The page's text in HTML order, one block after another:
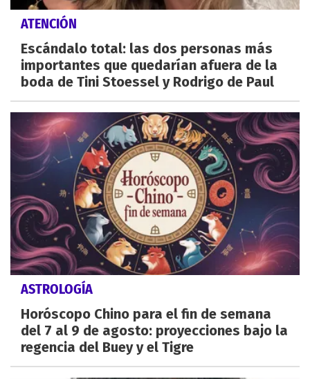
ATENCIÓN
Escándalo total: las dos personas más
importantes que quedarían afuera de la
boda de Tini Stoessel y Rodrigo de Paul
ASTROLOGÍA
Horóscopo Chino para el fin de semana
del 7 al 9 de agosto: proyecciones bajo la
regencia del Buey y el Tigre